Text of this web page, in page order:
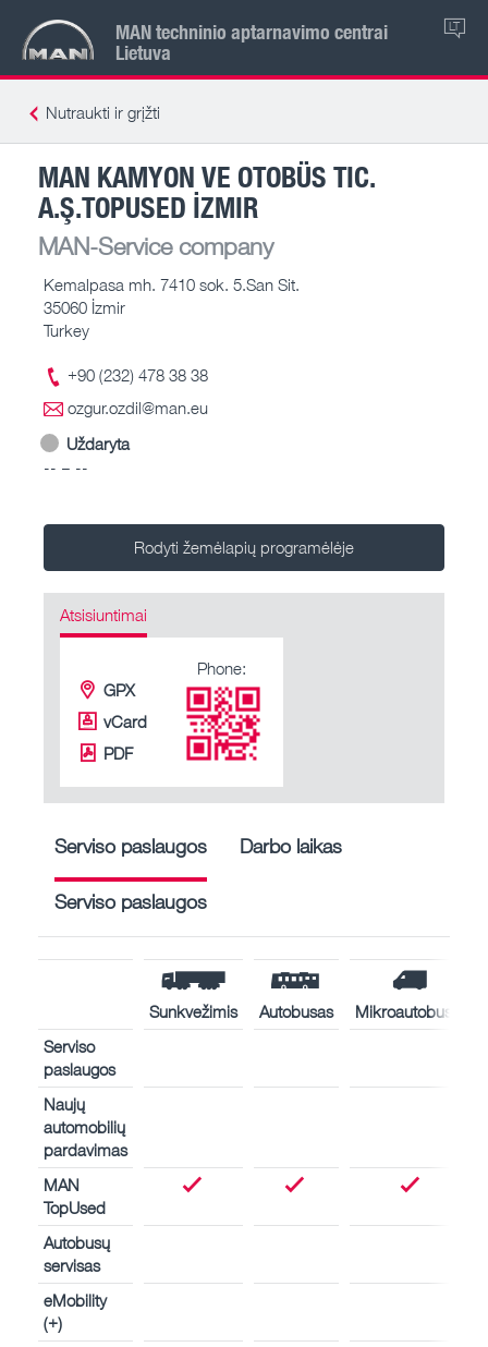
MAN techninio aptarnavimo centrai
Lietuva
LT
Nutraukti ir grįžti
MAN KAMYON VE OTOBÜS TIC.
A.Ş.TOPUSED İZMIR
MAN-Service company
Kemalpasa mh. 7410 sok. 5.San Sit.
35060 İzmir
Turkey
+90 (232) 478 38 38
ozgur.ozdil@man.eu
Uždaryta
-- – --
Rodyti žemėlapių programėlėje
Atsisiuntimai
GPX
vCard
PDF
Phone:
Serviso paslaugos Darbo laikas
Serviso paslaugos
Sunkvežimis Autobusas
Mikroautobusas
Serviso
paslaugos
Naujų
automobilių
pardavimas
MAN
TopUsed
Autobusų
servisas
eMobility
(+)